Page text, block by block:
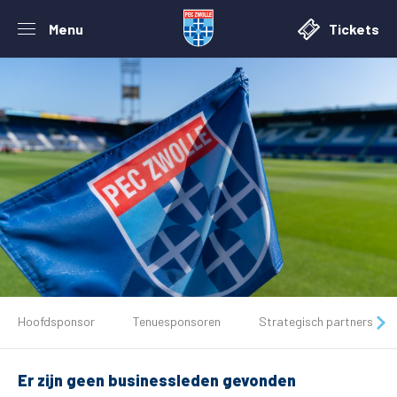
Menu Tickets
Tickets
Matchdays
Hoofdsponsor Tenuesponsoren Strategisch partners
Er zijn geen businessleden gevonden